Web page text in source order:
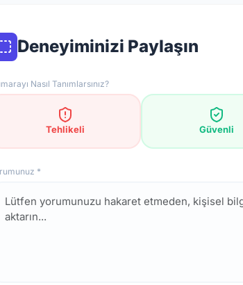
Deneyiminizi Paylaşın
Nasıl Tanımlarsınız?
Tehlikeli Güvenli
*